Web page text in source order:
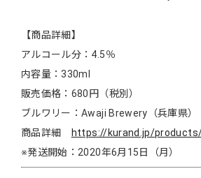
【商品詳細】
アルコール分：4.5％
内容量：330ml
販売価格：680円（税別）
ブルワリー：Awaji Brewery（兵庫県）
商品詳細 https://kurand.jp/
※発送開始：2020年6月15日（月）